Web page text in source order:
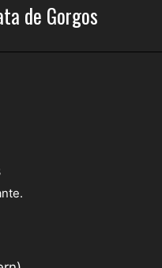
de Gorgos